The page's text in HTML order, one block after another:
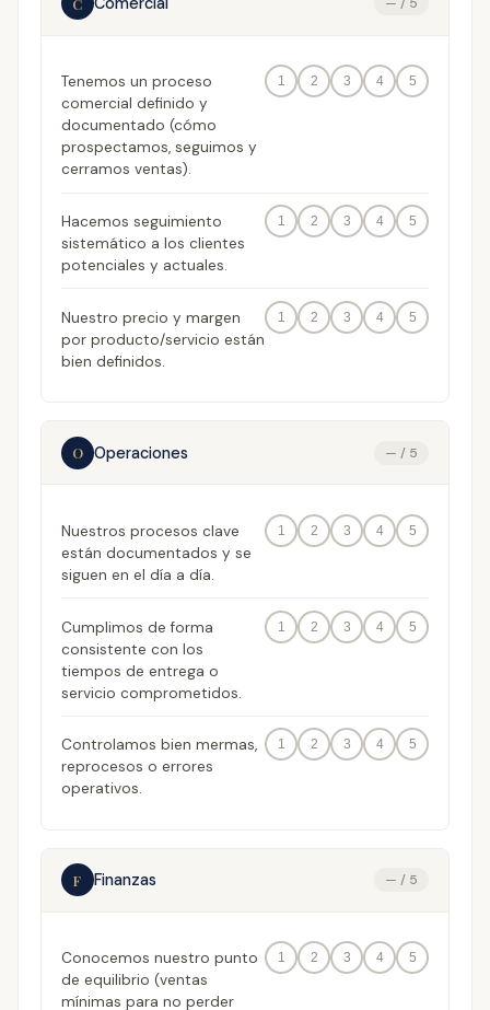
— / 5
Tenemos un proceso
comercial definido y
documentado (cómo
prospectamos, seguimos y
cerramos ventas).
1 2 3 4 5
Hacemos seguimiento
sistemático a los clientes
potenciales y actuales.
1 2 3 4 5
Nuestro precio y margen
por producto/servicio están
bien definidos.
1 2 3 4 5
O Operaciones — / 5
Nuestros procesos clave
están documentados y se
siguen en el día a día.
1 2 3 4 5
Cumplimos de forma
consistente con los
tiempos de entrega o
servicio comprometidos.
1 2 3 4 5
Controlamos bien mermas,
reprocesos o errores
operativos.
1 2 3 4 5
F Finanzas — / 5
Conocemos nuestro punto
de equilibrio (ventas
mínimas para no perder
1 2 3 4 5